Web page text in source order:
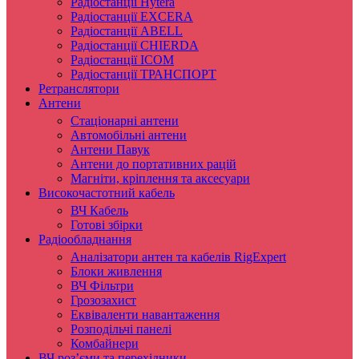
Радіостанції EXCERA
Радіостанції ABELL
Радіостанції CHIERDA
Радіостанції ICOM
Радіостанції ТРАНСПОРТ
Ретранслятори
Антени
Стаціонарні антени
Автомобільні антени
Антени Павук
Антени до портативних рацій
Магніти, кріплення та аксесуари
Високочастотний кабель
ВЧ Кабель
Готові збірки
Радіообладнання
Аналізатори антен та кабелів RigExpert
Блоки живлення
ВЧ Фільтри
Грозозахист
Еквіваленти навантаження
Розподільчі панелі
Комбайнери